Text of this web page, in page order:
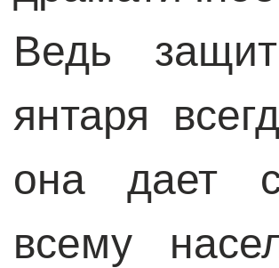
Ведь
янтаря
она дает
всему